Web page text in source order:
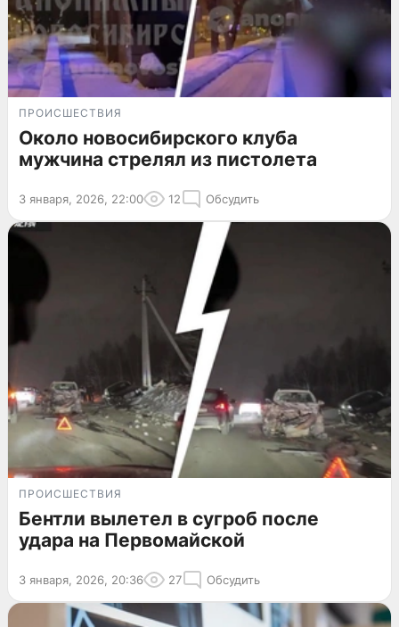
ПРОИСШЕСТВИЯ
Около новосибирского клуба
мужчина стрелял из пистолета
3 января, 2026, 22:00 12 Обсудить
ПРОИСШЕСТВИЯ
Бентли вылетел в сугроб после
удара на Первомайской
3 января, 2026, 20:36 27 Обсудить